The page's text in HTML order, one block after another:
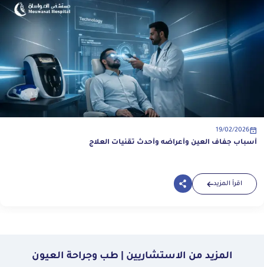
19/02/2026
أسباب جفاف العين وأعراضه وأحدث تقنيات العلاج
اقرأ المزيد
المزيد من الاستشاريين | طب وجراحة العيون